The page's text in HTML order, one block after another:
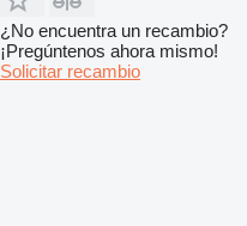
¿No encuentra un recambio?
¡Pregúntenos ahora mismo!
Solicitar recambio